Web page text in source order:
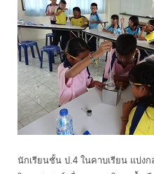
นักเรียนชั้น ป.4 ในคาบเรียน แบ่ง